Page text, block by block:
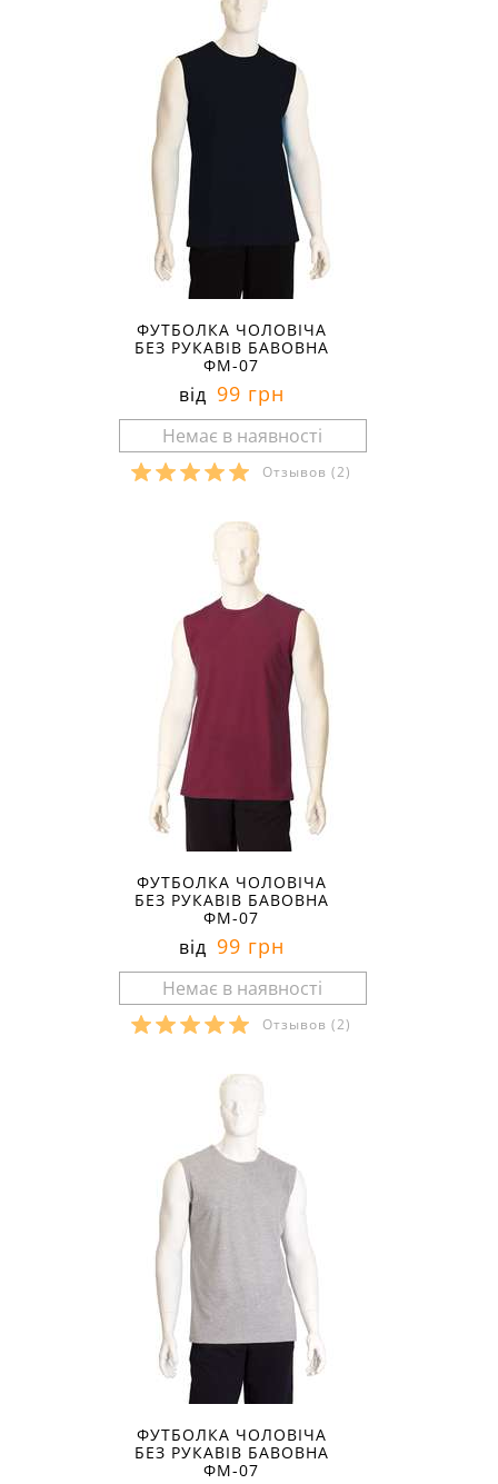
ФУТБОЛКА ЧОЛОВІЧА
БЕЗ РУКАВІВ БАВОВНА
ФМ-07
від 99 грн
Отзывов (2)
ФУТБОЛКА ЧОЛОВІЧА
БЕЗ РУКАВІВ БАВОВНА
ФМ-07
від 99 грн
Отзывов (2)
ФУТБОЛКА ЧОЛОВІЧА
БЕЗ РУКАВІВ БАВОВНА
ФМ-07